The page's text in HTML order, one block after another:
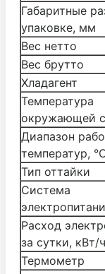
Габаритные
упаковке, мм
Вес нетто
Вес брутто
Хладагент
Температура
окружающей
Диапазон
температур,
Тип оттайки
Система
Расход
за сутки, кВт/
Термометр